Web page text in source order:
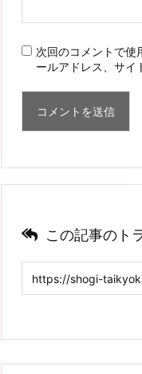
次回のコメントで使
ールアドレス、サイ
この記事のト